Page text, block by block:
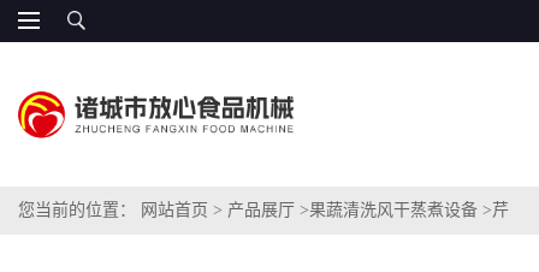
您当前的位置： 网站首页 > 产品展厅 >果蔬清洗风干蒸煮设备 >芹